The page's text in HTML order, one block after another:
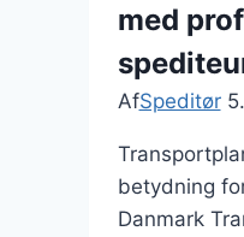
med
AfSpeditør
betydning
Danmark